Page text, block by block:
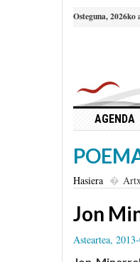
Osteguna, 2026ko
AGENDA
Hasiera
Jon
Asteartea,